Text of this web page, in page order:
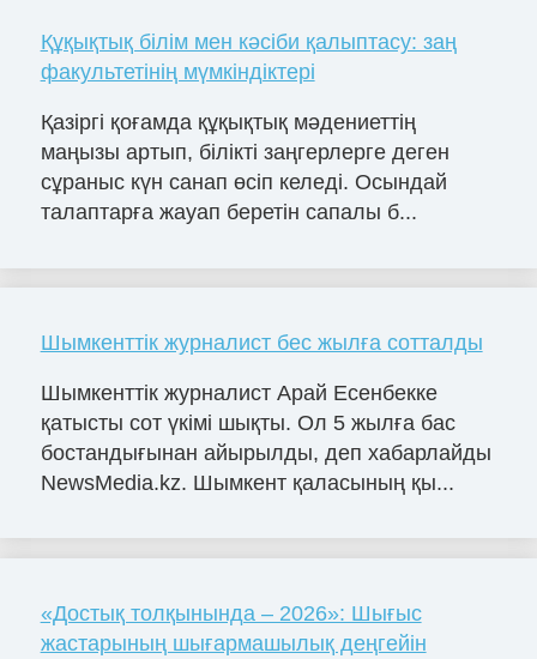
Құқықтық білім мен кәсіби қалыптасу: заң
факультетінің мүмкіндіктері
Қазіргі қоғамда құқықтық мәдениеттің
маңызы артып, білікті заңгерлерге деген
сұраныс күн санап өсіп келеді. Осындай
талаптарға жауап беретін сапалы б...
Шымкенттік журналист бес жылға сотталды
Шымкенттік журналист Арай Есенбекке
қатысты сот үкімі шықты. Ол 5 жылға бас
бостандығынан айырылды, деп хабарлайды
NewsMedia.kz. Шымкент қаласының қы...
«Достық толқынында – 2026»: Шығыс
жастарының шығармашылық деңгейін